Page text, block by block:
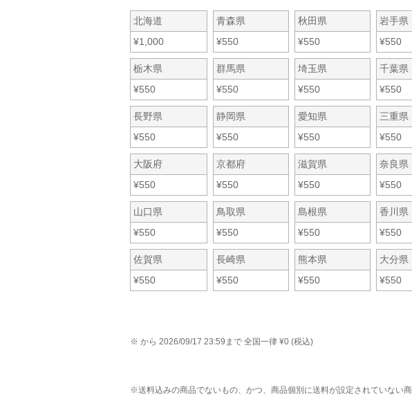
北海道
¥1,000
青森県
¥550
秋田県
¥550
岩手県
¥550
栃木県
¥550
群馬県
¥550
埼玉県
¥550
千葉県
¥550
長野県
¥550
静岡県
¥550
愛知県
¥550
三重県
¥550
大阪府
¥550
京都府
¥550
滋賀県
¥550
奈良県
¥550
山口県
¥550
鳥取県
¥550
島根県
¥550
香川県
¥550
佐賀県
¥550
長崎県
¥550
熊本県
¥550
大分県
¥550
から 2026/09/17 23:59 まで 全国一律 ¥0 (税込)
送料込みの商品でないもの、かつ、商品個別に送料が設定されていない商